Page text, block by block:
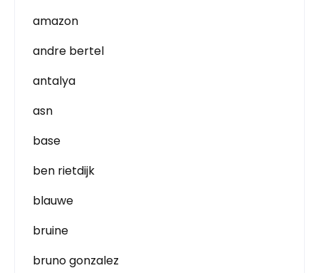
amazon
andre bertel
antalya
asn
base
ben rietdijk
blauwe
bruine
bruno gonzalez